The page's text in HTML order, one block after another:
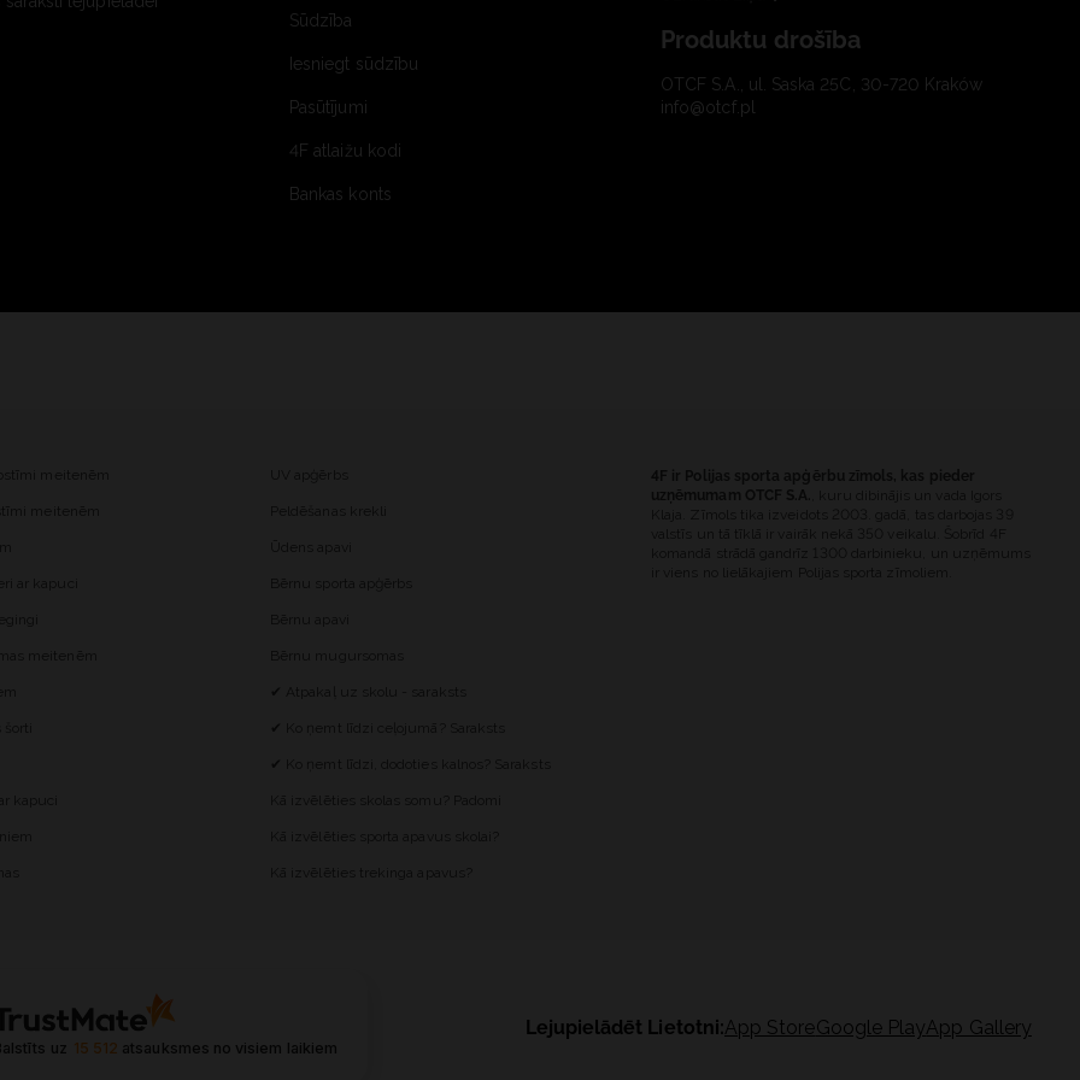
Sūdzība
Iesniegt sūdzību
Pasūtījumi
4F atlaižu kodi
Bankas konts
Produktu drošība
OTCF S.A., ul. Saska 25C, 30-720 Kraków
info@otcf.pl
uz 15 512 atsauksmes no visiem laikiem
Lejupielādēt Lietotni:App StoreGoogle PlayApp Gallery